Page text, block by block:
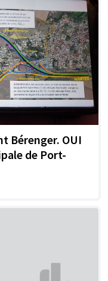
Bérenger. OUI
de Port-